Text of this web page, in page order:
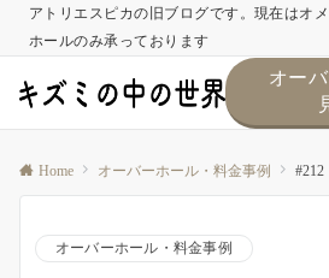
アトリエスピカの旧ブログです。現在はオ
ホールのみ承っております
オー
Home オーバーホール・料金事例 #212【
オーバーホール・料金事例